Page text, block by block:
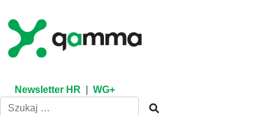
content
Newsletter HR WG+